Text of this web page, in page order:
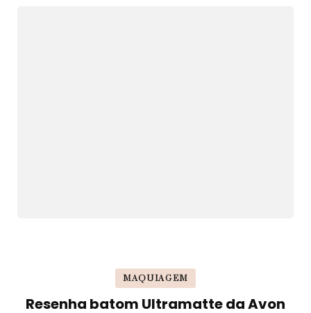
MAQUIAGEM
Resenha batom Ultramatte da Avon